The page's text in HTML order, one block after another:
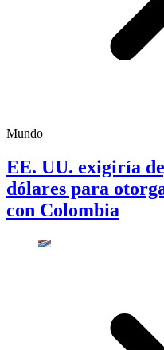
Mundo
EE. UU. exigiría
dólares para
con Colombia